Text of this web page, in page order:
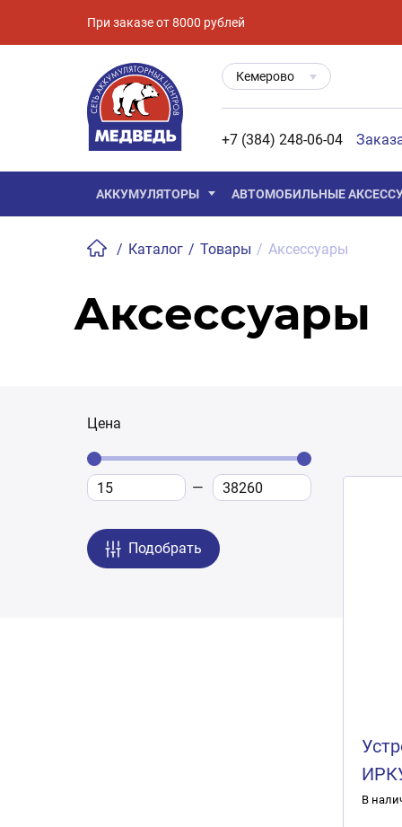
При заказе от 8000 рублей
Кемерово
+7 (384) 248-06-04
АККУМУЛЯТОРЫ АВТОМОБИЛЬНЫЕ
/ Каталог / Товары / Аксессуары
Аксессуары
Цена
Подобрать
В